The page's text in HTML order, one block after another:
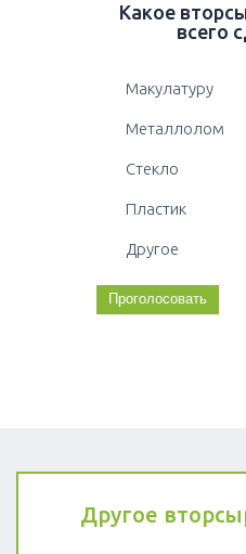
Какое
всего
Макулатуру
Металлолом
Стекло
Пластик
Другое
Другое